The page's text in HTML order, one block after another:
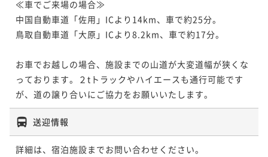
≪車でご来場の場合≫
中国自動車道「佐用」ICより14km、車で約25分。
鳥取自動車道「大原」ICより8.2km、車で約17分。
お車でお越しの場合、施設までの山道が大変道幅が狭くな
っております。２tトラックやハイエースも通行可能です
が、道の譲り合いにご協力をお願いいたします。
送迎情報
詳細は、宿泊施設までお問い合わせください。